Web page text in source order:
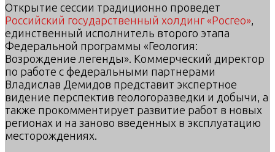
Открытие сессии традиционно проведет
Российский государственный холдинг «Росгео»
единственный исполнитель второго этапа
Федеральной программы «Геология:
Возрождение легенды». Коммерческий директор
по работе с федеральными партнерами
Владислав Демидов представит экспертное
видение перспектив геологоразведки и добычи, а
также прокомментирует развитие работ в новых
регионах и на заново введенных в эксплуатацию
месторождениях.